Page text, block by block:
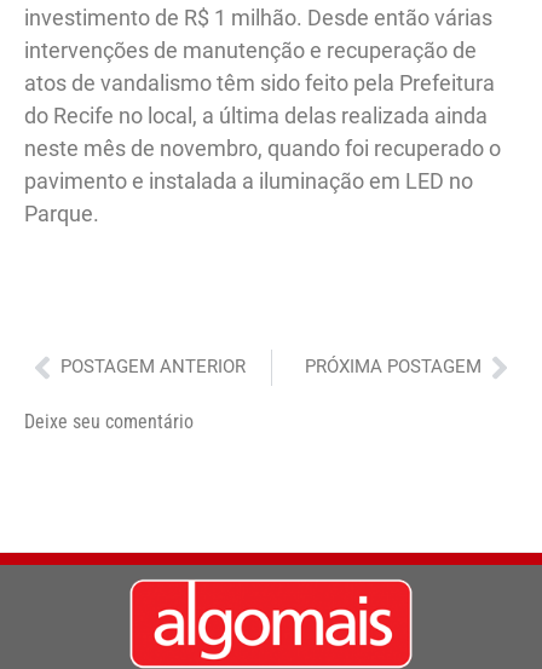
investimento de R$ 1 milhão. Desde então várias
intervenções de manutenção e recuperação de
atos de vandalismo têm sido feito pela Prefeitura
do Recife no local, a última delas realizada ainda
neste mês de novembro, quando foi recuperado o
pavimento e instalada a iluminação em LED no
Parque.
Anterior
POSTAGEM ANTERIOR PRÓXIMA POSTAGEM
Deixe seu comentário